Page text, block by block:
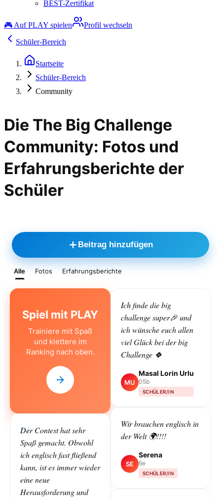
BEST-Zertifikat
🎮 Auf PLAY spielen
Profil wechseln
Schüler-Bereich
Startseite
Schüler-Bereich
Community
Die The Big Challenge
Community: Fotos und
Erfahrungsberichte der
Schüler
Beitrag hinzufügen
Alle Fotos Erfahrungsberichte
Spiel mit PLAY
Trainiere mit Spaß
und klettere im
Ranking nach oben.
Der Contest hat sehr
Spaß gemacht. Obwohl
ich englisch fast fließend
kann, ist es immer wieder
eine neue
Herausforderung und
Ich finde die big
challenge super🎉 und
ich wünsche euch allen
viel Glück bei der big
Challenge 🍀
MU
Masal Lorin Urlu
05b
SCHÜLER/IN
Wir brauchen englisch in
der Welt 🌍!!!!
SE
Serena
6e
SCHÜLER/IN